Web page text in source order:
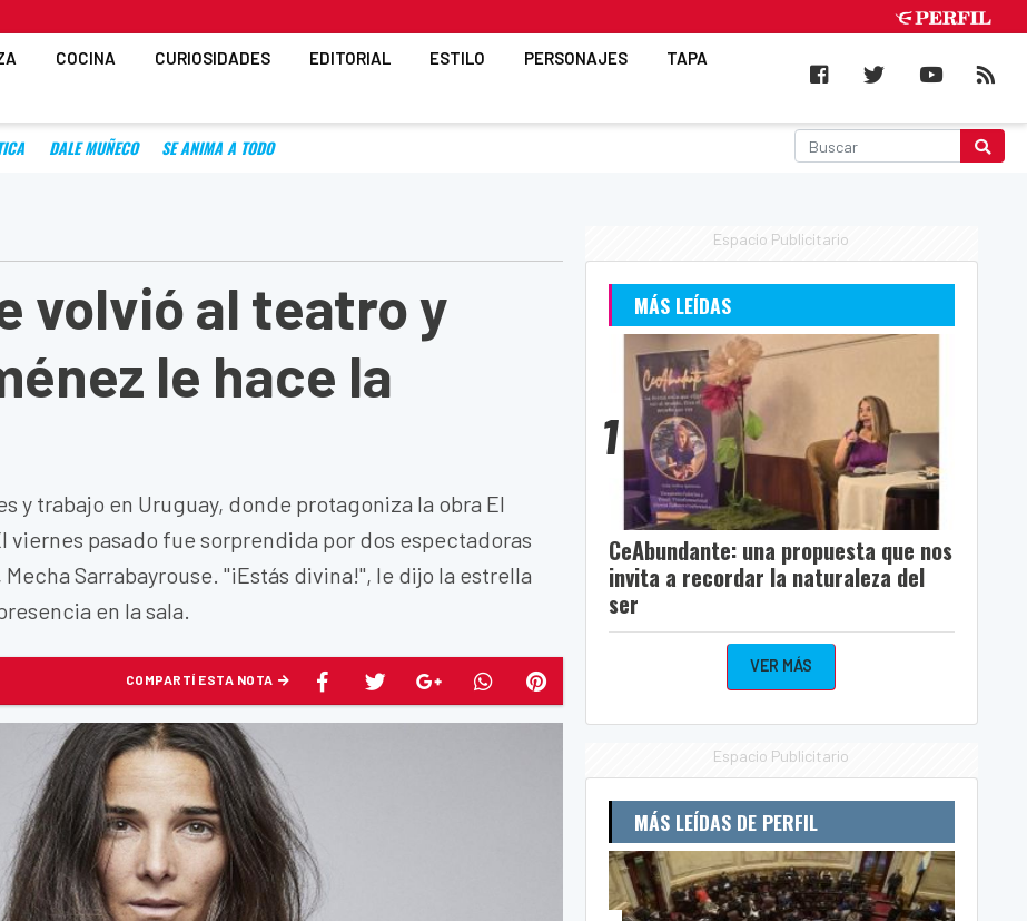
COCINA CURIOSIDADES EDITORIAL ESTILO PERSONAJES
TAPA
DALE MUÑECO SE ANIMA A TODO
volvió al teatro y
le hace la
y trabajo en Uruguay, donde protagoniza la obra El
viernes pasado fue sorprendida por dos espectadoras
Sarrabayrouse. "¡Estás divina!", le dijo la estrella
en la sala.
COMPARTÍ ESTA NOTA
Espacio Publicitario
MÁS LEÍDAS
1
CeAbundante: una propuesta que nos
invita a recordar la naturaleza del
ser
VER MÁS
Espacio Publicitario
MÁS LEÍDAS DE PERFIL